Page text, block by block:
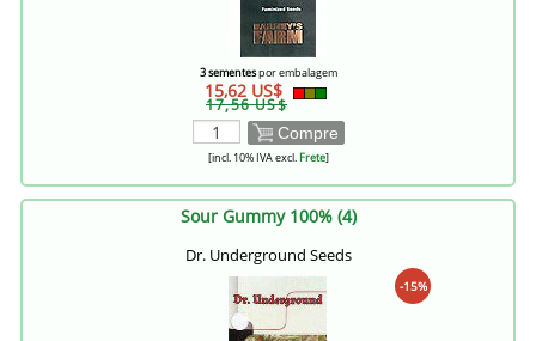
3 sementespor embalagem
15,62 US$
17,56 US$
Compre
[incl. 10% IVA excl.Frete]
Sour Gummy 100% (4)
Dr. Underground Seeds
-15%